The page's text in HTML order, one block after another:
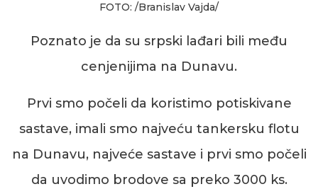
FOTO: /Branislav Vajda/
Poznato je da su srpski lađari bili među
cenjenijima na Dunavu.
Prvi smo počeli da koristimo potiskivane
sastave, imali smo najveću tankersku flotu
na Dunavu, najveće sastave i prvi smo počeli
da uvodimo brodove sa preko 3000 ks.